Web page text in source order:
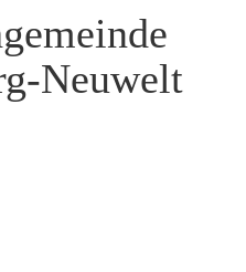
Neuwelt